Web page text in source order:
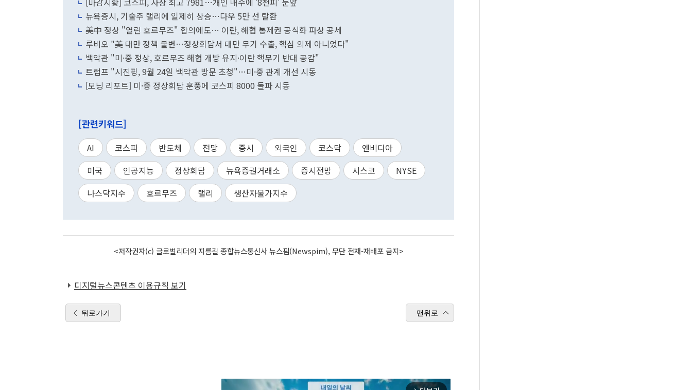
뉴욕증시, 기술주 랠리에 일제히 상승…다우 5만 선 탈환
美中 정상 "열린 호르무즈" 합의에도… 이란, 해협 통제권 공식화 파상 공세
루비오 "美 대만 정책 불변…정상회담서 대만 무기 수출, 핵심 의제 아니었다"
백악관 "미·중 정상, 호르무즈 해협 개방 유지·이란 핵무기 반대 공감"
트럼프 "시진핑, 9월 24일 백악관 방문 초청"…미·중 관계 개선 시동
[모닝 리포트] 미·중 정상회담 훈풍에 코스피 8000 돌파 시동
[관련키워드]
AI 코스피 반도체 전망 증시 외국인 코스닥
엔비디아
미국
인공지능 정상회담 뉴욕증권거래소 증시전망 시스코
NYSE
나스닥지수
호르무즈 랠리 생산자물가지수
<저작권자(c) 글로벌리더의 지름길 종합뉴스통신사 뉴스핌(Newspim), 무단 전재-재배포 금지>
디지털뉴스콘텐츠 이용규칙 보기
뒤로가기 맨위로